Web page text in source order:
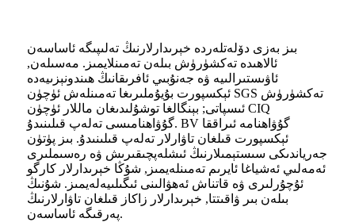
بىز بەزى دۆلەتلەردە خېرىدارلارنىڭ تەلىپىگە ئاساسەن
ئالاھىدە تەكشۈرۈش بىلەن تەمىنلايمىز. مەسىلەن,
ئاۋىستىرالىيە ۋە جەنۇبىي ئافرىقانىڭ ھىندونېزىيەدە
ئېكسپورت بۇيۇملىرىغا تەمىنلەش ئۈچۈن SGS تەكشۈرۈش
ئىسپاتى; بېنگالغا توشۇلىدىغان ماللار ئۈچۈن CIQ
گۇۋاھنامىسى تەلەپ قىلىنىدۇ. BV گۇۋاھنامە ئىراققا
ئېكسپورت قىلغان تاۋارلار تەلەپ قىلىنىدۇ. بىز پۈتۈن
جەرياندىكى سىستېمىلارنىڭ ئىشلەپچىقىرىش ۋە رەسىملىرى
ئەمەلىي ئەشياغا ئايرىم تەمىنلەيمىز, شۇڭا خېرىدارلار كارگو
ئۇچۇرلىرى ۋە قاتناش ئەھۋالىنى ئىگىلىيەلەيمىز. شۇنىڭ
بىلەن بىر ۋاقىتتا, خېرىدارلار زاكاز قىلغان تاۋارلارنىڭ
پەرقىگە ئاساسەن.